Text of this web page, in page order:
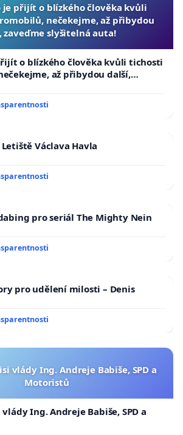
je přijít o blízkého člověka kvůli
nečekejme, až přibydou
zaveďme slyšitelná auta!
o blízkého člověka kvůli tichosti
až přibydou další,
auta!
Václava Havla
pro seriál The Mighty Nein
pro udělení milosti – Denis
vlády Ing. Andreje Babiše, SPD a
Motoristů
Ing. Andreje Babiše, SPD a